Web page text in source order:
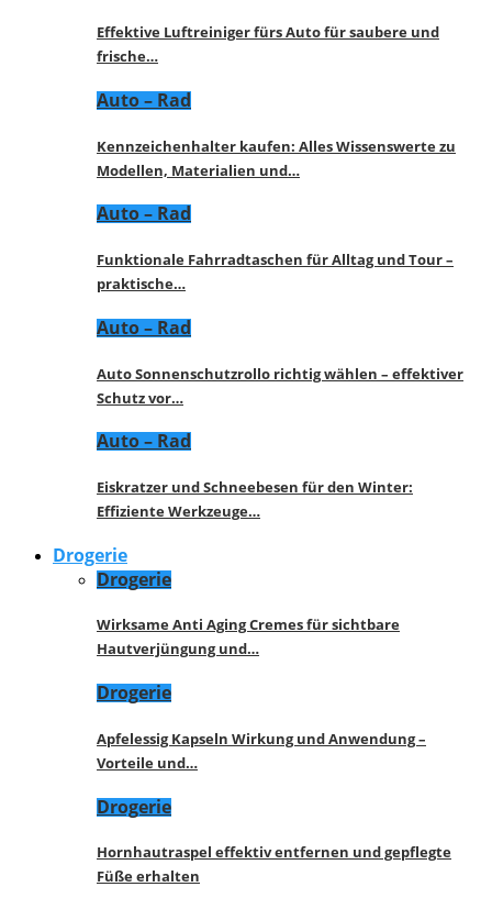
Effektive Luftreiniger fürs Auto für saubere und
frische…
Auto – Rad
Kennzeichenhalter kaufen: Alles Wissenswerte zu
Modellen, Materialien und…
Auto – Rad
Funktionale Fahrradtaschen für Alltag und Tour –
praktische…
Auto – Rad
Auto Sonnenschutzrollo richtig wählen – effektiver
Schutz vor…
Auto – Rad
Eiskratzer und Schneebesen für den Winter:
Effiziente Werkzeuge…
Drogerie
Drogerie
Wirksame Anti Aging Cremes für sichtbare
Hautverjüngung und…
Drogerie
Apfelessig Kapseln Wirkung und Anwendung –
Vorteile und…
Drogerie
Hornhautraspel effektiv entfernen und gepflegte
Füße erhalten